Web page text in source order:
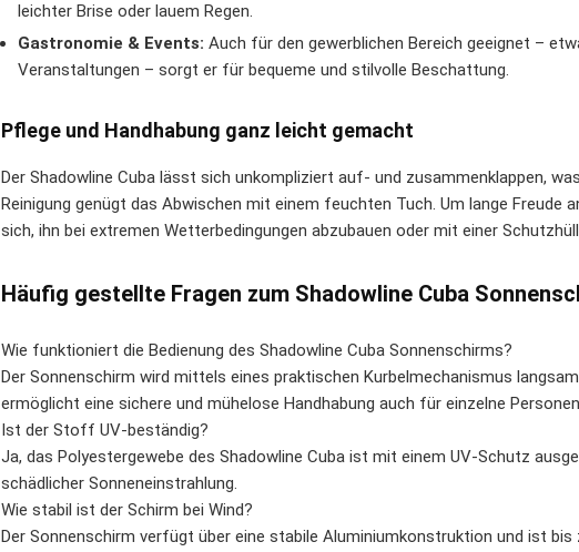
leichter Brise oder lauem Regen.
Gastronomie & Events: Auch für den gewerblichen Bereich geeignet –
Veranstaltungen – sorgt er für bequeme und stilvolle Beschattung.
Pflege und Handhabung ganz leicht gemacht
Der Shadowline Cuba lässt sich unkompliziert auf- und zusammenklappen,
Reinigung genügt das Abwischen mit einem feuchten Tuch. Um lange Freude
sich, ihn bei extremen Wetterbedingungen abzubauen oder mit einer
Häufig gestellte Fragen zum Shadowline Cuba
Wie funktioniert die Bedienung des Shadowline Cuba Sonnenschirms?
Der Sonnenschirm wird mittels eines praktischen Kurbelmechanismus
ermöglicht eine sichere und mühelose Handhabung auch für einzelne
Ist der Stoff UV-beständig?
Ja, das Polyestergewebe des Shadowline Cuba ist mit einem UV-Schutz
schädlicher Sonneneinstrahlung.
Wie stabil ist der Schirm bei Wind?
Der Sonnenschirm verfügt über eine stabile Aluminiumkonstruktion und ist bis